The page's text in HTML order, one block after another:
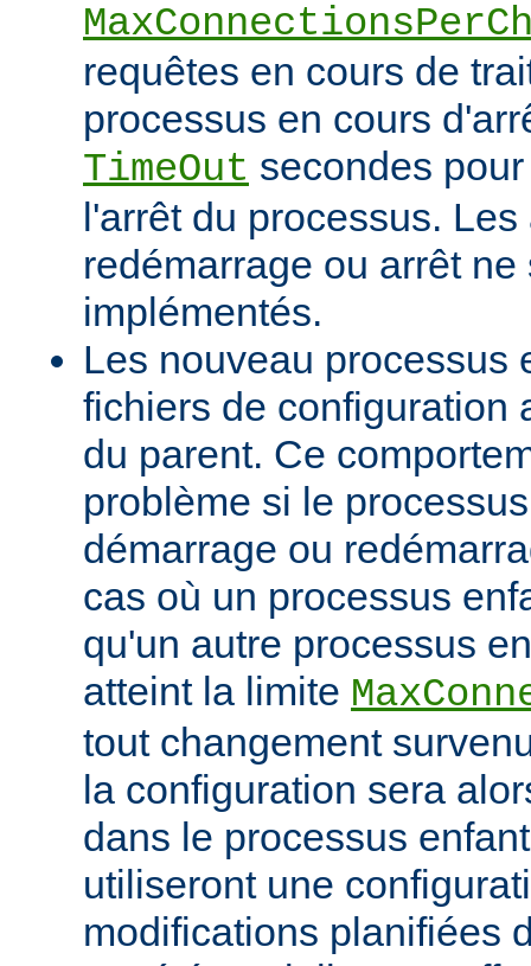
requêtes en cours de
processus en cours
TimeOut secondes
l'arrêt du processus.
redémarrage ou arrêt ne
implémentés.
Les nouveau processus
fichiers de configuration
du parent. Ce
problème si le
démarrage ou
cas où un processus
qu'un autre processus
atteint la limite
tout changement
la configuration sera
dans le processus
utiliseront une
modifications planifiées